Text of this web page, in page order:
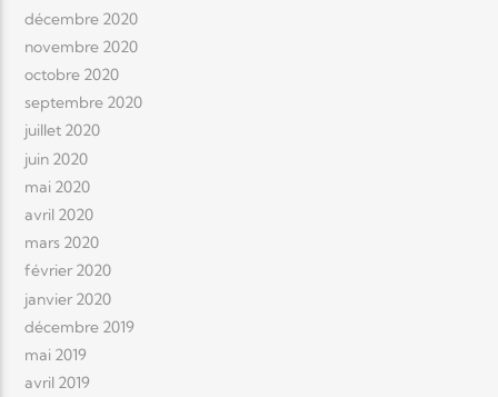
décembre 2020
novembre 2020
octobre 2020
septembre 2020
juillet 2020
juin 2020
mai 2020
avril 2020
mars 2020
février 2020
janvier 2020
décembre 2019
mai 2019
avril 2019